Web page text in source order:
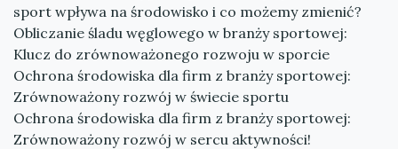
sport wpływa na środowisko i co możemy zmienić?
Obliczanie śladu węglowego w branży sportowej:
Klucz do zrównoważonego rozwoju w sporcie
Ochrona środowiska dla firm z branży sportowej:
Zrównoważony rozwój w świecie sportu
Ochrona środowiska dla firm z branży sportowej:
Zrównoważony rozwój w sercu aktywności!